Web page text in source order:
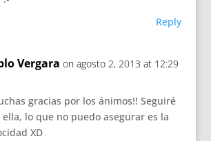
Reply
Vergara on agosto 2, 2013 at 12:29
gracias por los ánimos!! Seguiré
ella, lo que no puedo asegurar es la
XD